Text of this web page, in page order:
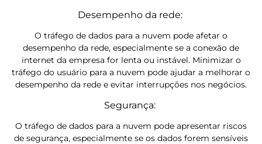
Desempenho da rede:
O tráfego de dados para a nuvem pode afetar o
desempenho da rede, especialmente se a conexão de
internet da empresa for lenta ou instável. Minimizar o
tráfego do usuário para a nuvem pode ajudar a melhorar o
desempenho da rede e evitar interrupções nos negócios.
Segurança:
O tráfego de dados para a nuvem pode apresentar riscos
de segurança, especialmente se os dados forem sensíveis